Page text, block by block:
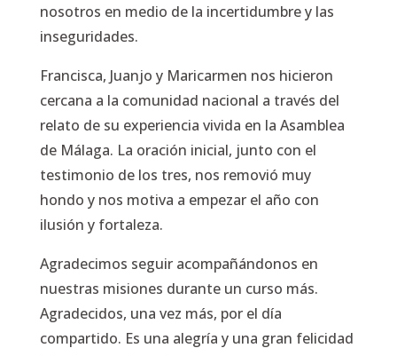
nosotros en medio de la incertidumbre y las
inseguridades.
Francisca, Juanjo y Maricarmen nos hicieron
cercana a la comunidad nacional a través del
relato de su experiencia vivida en la Asamblea
de Málaga. La oración inicial, junto con el
testimonio de los tres, nos removió muy
hondo y nos motiva a empezar el año con
ilusión y fortaleza.
Agradecimos seguir acompañándonos en
nuestras misiones durante un curso más.
Agradecidos, una vez más, por el día
compartido. Es una alegría y una gran felicidad